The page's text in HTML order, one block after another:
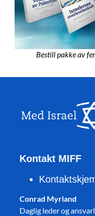
Bestill pakke av
Kontakt MIFF
Conrad Myrland
Daglig leder og